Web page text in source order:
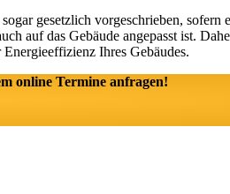
gesetzlich vorgeschrieben,
auf das Gebäude angepasst ist.
Ihres Gebäudes.
online Termine anfragen!